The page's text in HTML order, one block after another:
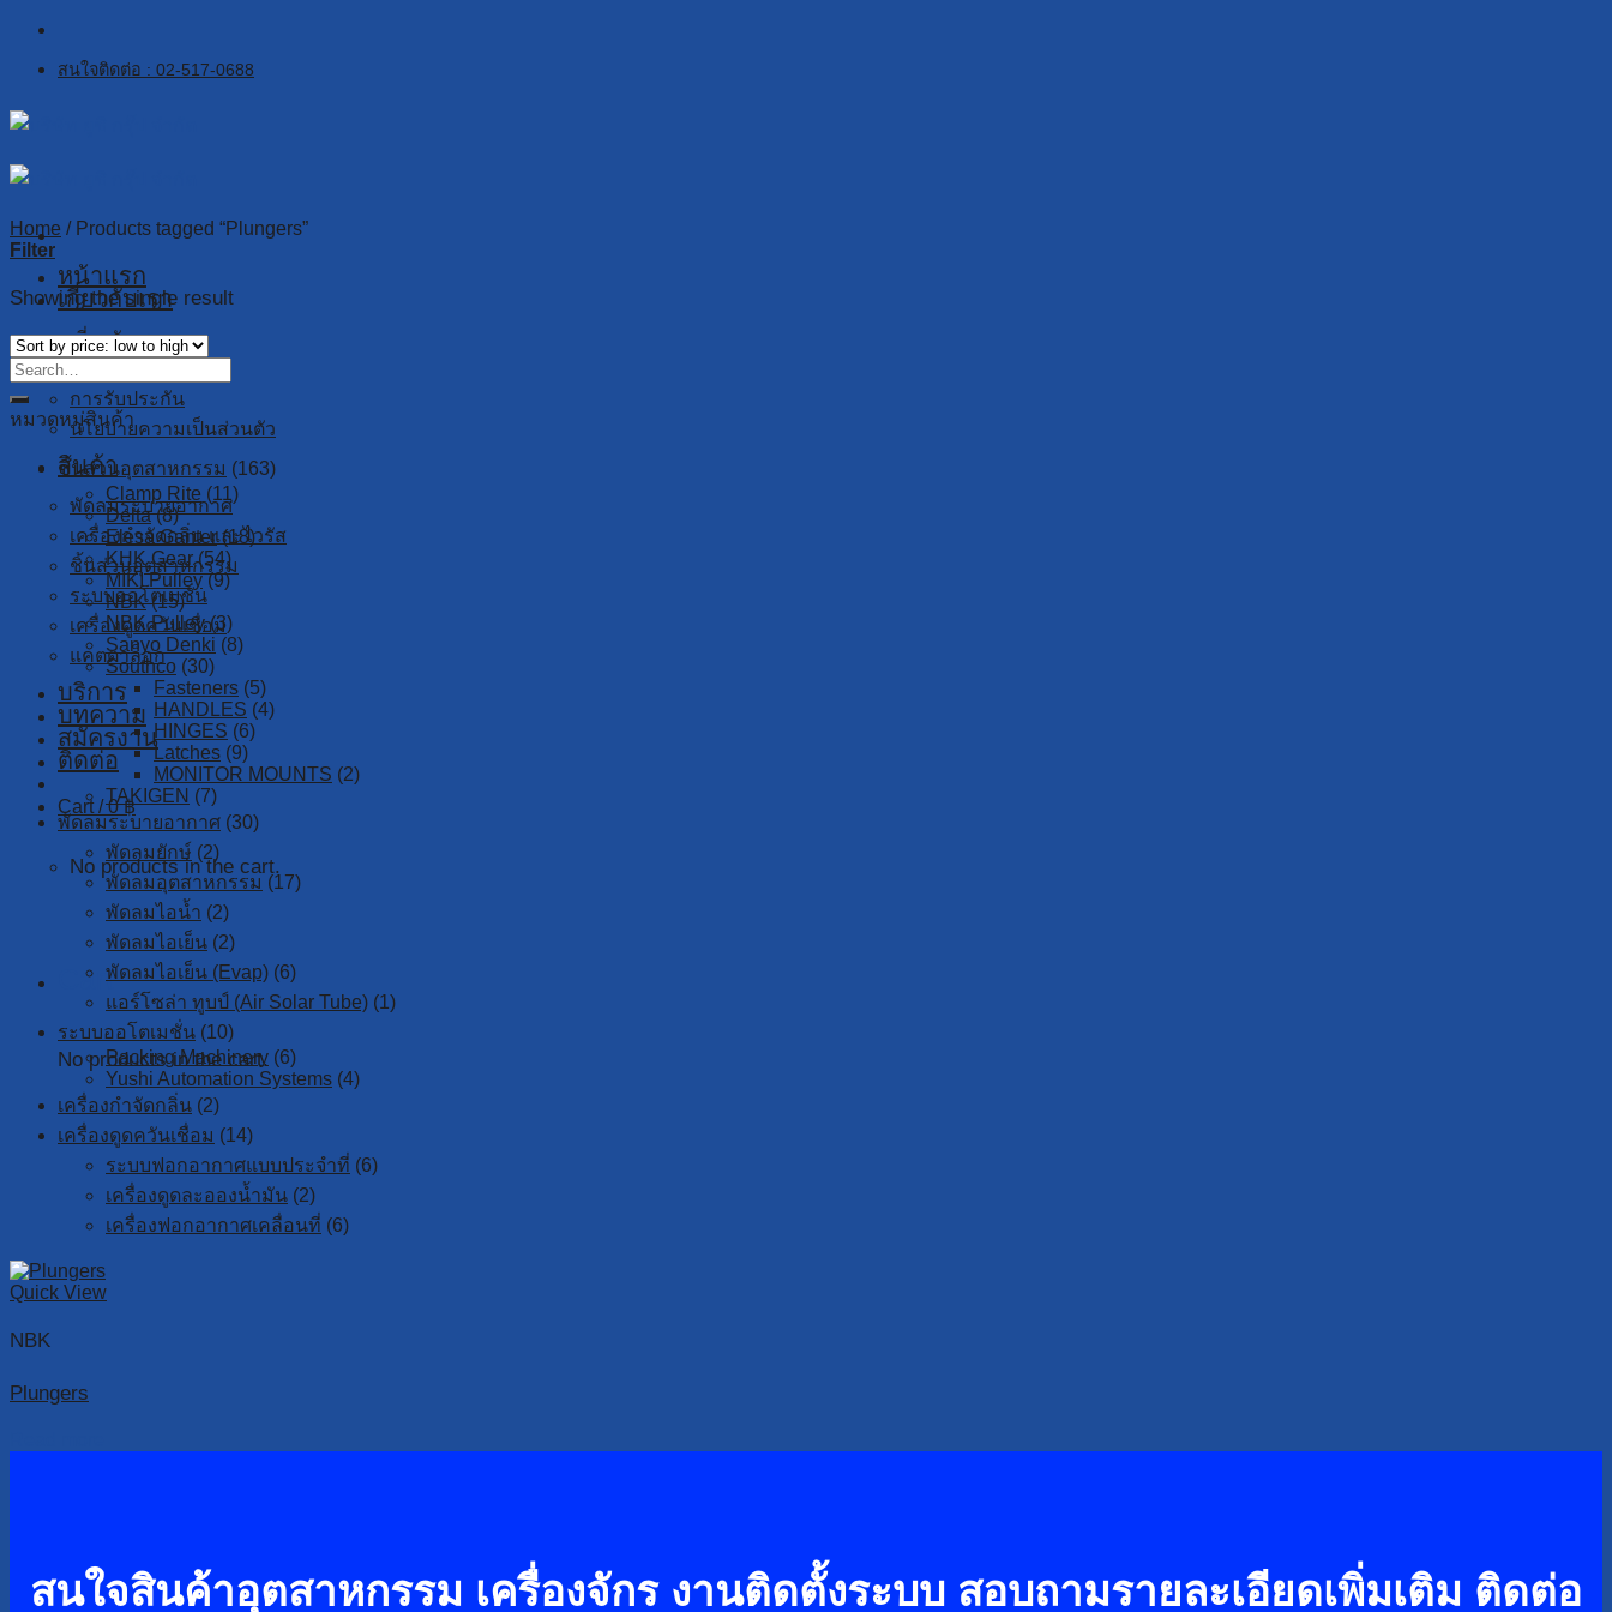
Skip
contentสนใจติดต่อ : 02-517-0688
หน้าแรก
เกี่ยวกับเรา
เกี่ยวกับเรา
การรับประกัน
นโยบายความเป็นส่วนตัว
สินค้า
พัดลมระบายอากาศ
เครื่องกำจัดกลิ่น และไวรัส
ชิ้นส่วนอุตสาหกรรม
ระบบออโตเมชั่น
เครื่องดูดควันเชื่อม
แคตตาล็อก
บริการ
บทความ
สมัครงาน
ติดต่อ
Cart /0฿
No products in the cart.
Cart
No products in the cart.
Home /Products tagged “Plungers”
Filter
Showing the single result
หมวดหมู่สินค้า
ชิ้นส่วนอุตสาหกรรม (163)
Clamp Rite (11)
Delta (8)
Elesa Ganter (18)
KHK Gear (54)
MIKI Pulley (9)
NBK (15)
NBK Pulley (3)
Sanyo Denki (8)
Southco (30)
Fasteners (5)
HANDLES (4)
HINGES (6)
Latches (9)
MONITOR MOUNTS (2)
TAKIGEN (7)
พัดลมระบายอากาศ (30)
พัดลมยักษ์ (2)
พัดลมอุตสาหกรรม (17)
พัดลมไอน้ำ (2)
พัดลมไอเย็น (2)
พัดลมไอเย็น (Evap) (6)
แอร์โซล่า ทูบป์ (Air Solar Tube) (1)
ระบบออโตเมชั่น (10)
Packing Machinery (6)
Yushi Automation Systems (4)
เครื่องกำจัดกลิ่น (2)
เครื่องดูดควันเชื่อม (14)
ระบบฟอกอากาศแบบประจำที่ (6)
เครื่องดูดละอองน้ำมัน (2)
เครื่องฟอกอากาศเคลื่อนที่ (6)
Quick View
NBK
Plungers
สนใจสินค้าอุตสาหกรรม เครื่องจักร งานติดตั้งระบบ สอบถามรายละเอียดเพิ่มเติม ติดต่อ